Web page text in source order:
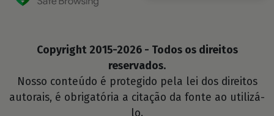
Copyright 2015-2026 - Todos os direitos
reservados.
Nosso conteúdo é protegido pela lei dos direitos
autorais, é obrigatória a citação da fonte ao utilizá-
lo.